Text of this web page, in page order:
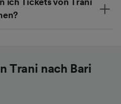
ich Tickets von Trani
Trani nach Bari